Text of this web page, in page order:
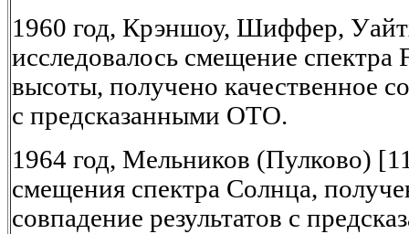
1960 год, Крэншоу, Шиффер,
исследовалось смещение спектра
высоты, получено качественное
с предсказанными ОТО.
1964 год, Мельников (Пулково)
смещения спектра Солнца,
совпадение результатов с